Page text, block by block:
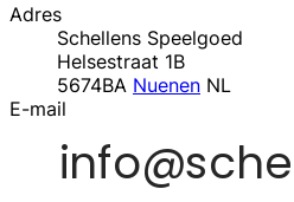
Adres
Schellens Speelgoed
Helsestraat 1B
5674BA Nuenen NL
E-mail